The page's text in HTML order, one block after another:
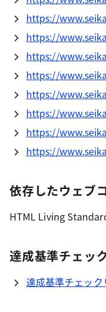
https://
https://
https://
https://
https://
https://
https://
https://
依存したウェブ
HTML Living
達成基準チェッ
達成基準チェック